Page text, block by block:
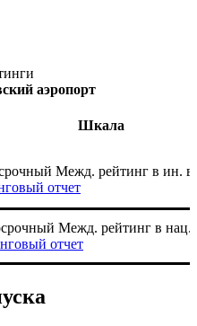
аэропорт
Шкала
Межд. рейтинг в ин.
отчет
Межд. рейтинг в нац.
отчет